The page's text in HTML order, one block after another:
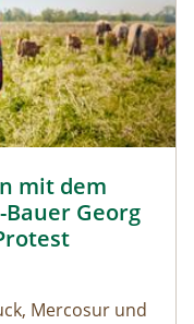
mit dem
Bauer Georg
Mercosur und